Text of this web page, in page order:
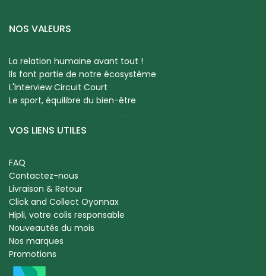
NOS VALEURS
La relation humaine avant tout !
Ils font partie de notre écosystème
L'Interview Circuit Court
Le sport, équilibre du bien-être
VOS LIENS UTILES
FAQ
Contactez-nous
Livraison & Retour
Click and Collect Oyonnax
Hipli, votre colis responsable
Nouveautés du mois
Nos marques
Promotions